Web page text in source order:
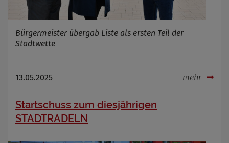
Bürgermeister übergab Liste als ersten Teil der
Stadtwette
13.05.2025 mehr
Startschuss zum diesjährigen
STADTRADELN
Name
Cookies die bei der Verwendung von
OpenWeatherAPI gesetzt werden
Cookie Name